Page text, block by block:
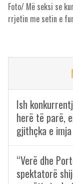
Foto/ Më seksi se
rrjetin me setin e
Ish
herë të parë,
gjithçka e imja
“Verë dhe
spektatorë